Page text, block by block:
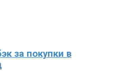
за покупки в